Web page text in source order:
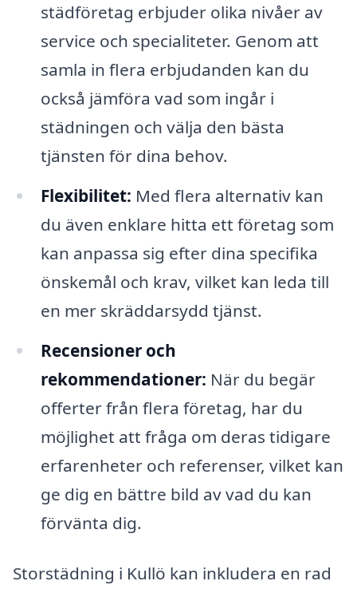
städföretag erbjuder olika nivåer av
service och specialiteter. Genom att
samla in flera erbjudanden kan du
också jämföra vad som ingår i
städningen och välja den bästa
tjänsten för dina behov.
Flexibilitet: Med flera alternativ kan
du även enklare hitta ett företag som
kan anpassa sig efter dina specifika
önskemål och krav, vilket kan leda till
en mer skräddarsydd tjänst.
Recensioner och
rekommendationer: När du begär
offerter från flera företag, har du
möjlighet att fråga om deras tidigare
erfarenheter och referenser, vilket kan
ge dig en bättre bild av vad du kan
förvänta dig.
Storstädning i Kullö kan inkludera en rad